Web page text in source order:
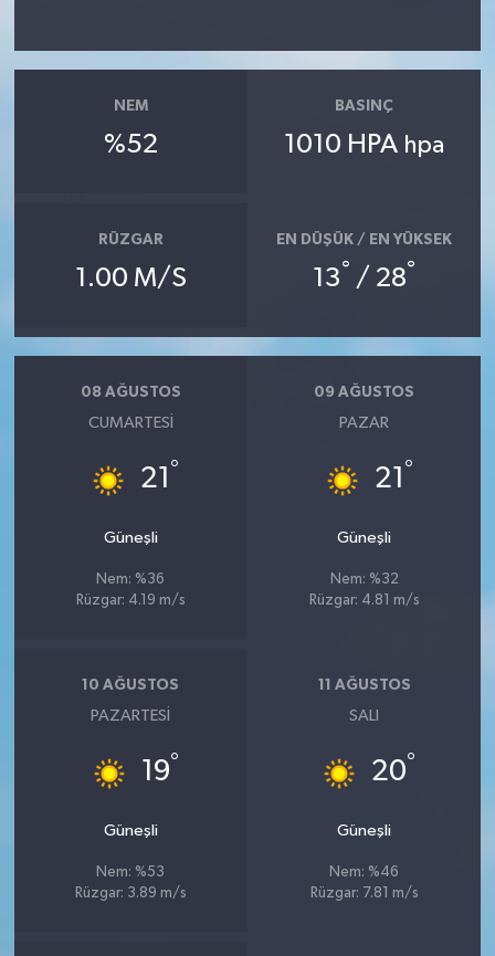
NEM
%52
BASINÇ
1010 HPA hpa
RÜZGAR
1.00 M/S
EN DÜŞÜK / EN YÜKSEK
13° / 28°
08 AĞUSTOS
CUMARTESI
21 °
Güneşli
Nem: %36
Rüzgar: 4.19 m/s
09 AĞUSTOS
PAZAR
21 °
Güneşli
Nem: %32
Rüzgar: 4.81 m/s
10 AĞUSTOS
PAZARTESI
19°
Güneşli
Nem: %53
Rüzgar: 3.89 m/s
11 AĞUSTOS
SALI
20°
Güneşli
Nem: %46
Rüzgar: 7.81 m/s